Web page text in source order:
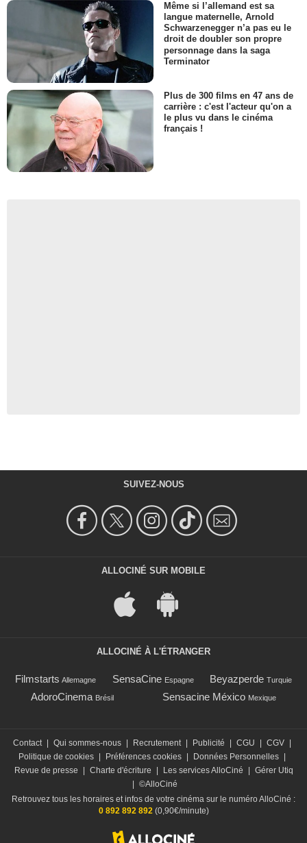
Même si l’allemand est sa
langue maternelle, Arnold
Schwarzenegger n’a pas eu le
droit de doubler son propre
personnage dans la saga
Terminator
Plus de 300 films en 47 ans de
carrière : c'est l'acteur qu'on a
le plus vu dans le cinéma
français !
SUIVEZ-NOUS
ALLOCINÉ SUR MOBILE
ALLOCINÉ À L'ÉTRANGER
Filmstarts Allemagne SensaCine Espagne Beyazperde Turquie
AdoroCinema Brésil Sensacine México Mexique
Contact Qui sommes-nous Recrutement Publicité CGU CGV
Politique de cookies
Préférences cookies Données Personnelles
Revue de presse
Charte d'écriture Les services AlloCiné
Gérer Utiq
©AlloCiné
Retrouvez tous les horaires et infos de votre cinéma sur le numéro AlloCiné :
0 892 892 892(0,90€/minute)